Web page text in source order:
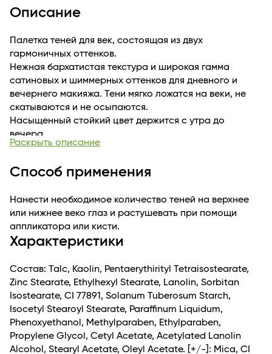
Описание
Палетка теней для век, состоящая из двух
гармоничных оттенков.
Нежная бархатистая текстура и широкая гамма
сатиновых и шиммерных оттенков для дневного и
вечернего макияжа. Тени мягко ложатся на веки, не
скатываются и не осыпаются.
Насыщенный стойкий цвет держится с утра до
вечера.
Раскрыть описание
Способ применения
Нанести необходимое количество теней на верхнее
или нижнее веко глаз и растушевать при помощи
аппликатора или кисти.
Характеристики
Состав: Talc, Kaolin, Pentaerythirityl Tetraisostearate,
Zinc Stearate, Ethylhexyl Stearate, Lanolin, Sorbitan
Isostearate, CI 77891, Solanum Tuberosum Starch,
Isocetyl Stearoyl Stearate, Paraffinum Liquidum,
Phenoxyethanol, Methylparaben, Ethylparaben,
Propylene Glycol, Cetyl Acetate, Acetylated Lanolin
Alcohol, Stearyl Acetate, Oleyl Acetate. [+/-]: Mica, CI